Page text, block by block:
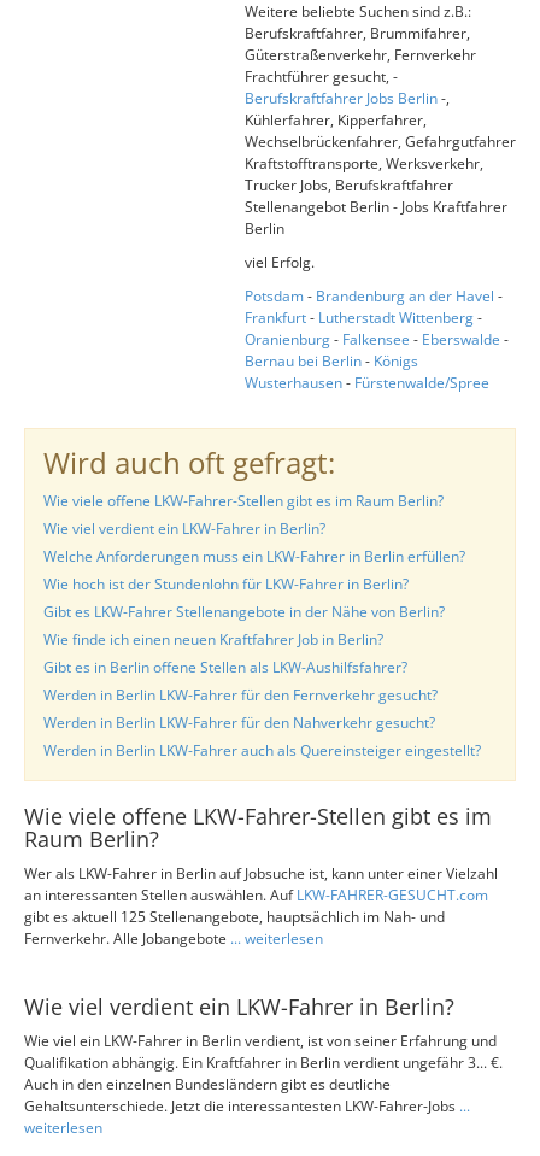
Weitere beliebte Suchen sind z.B.:
Berufskraftfahrer, Brummifahrer,
Güterstraßenverkehr, Fernverkehr
Frachtführer gesucht, -
Berufskraftfahrer Jobs Berlin-,
Kühlerfahrer, Kipperfahrer,
Wechselbrückenfahrer, Gefahrgutfahrer
Kraftstofftransporte, Werksverkehr,
Trucker Jobs, Berufskraftfahrer
Stellenangebot Berlin - Jobs Kraftfahrer
Berlin
viel Erfolg.
Potsdam- Brandenburg an der Havel -
Frankfurt- Lutherstadt Wittenberg-
Oranienburg- Falkensee - Eberswalde -
Bernau bei Berlin- Königs
Wusterhausen- Fürstenwalde/Spree
Wird auch oft gefragt:
Wie viele offene LKW-Fahrer-Stellen gibt es im Raum Berlin?
Wie viel verdient ein LKW-Fahrer in Berlin?
Welche Anforderungen muss ein LKW-Fahrer in Berlin erfüllen?
Wie hoch ist der Stundenlohn für LKW-Fahrer in Berlin?
Gibt es LKW-Fahrer Stellenangebote in der Nähe von Berlin?
Wie finde ich einen neuen Kraftfahrer Job in Berlin?
Gibt es in Berlin offene Stellen als LKW-Aushilfsfahrer?
Werden in Berlin LKW-Fahrer für den Fernverkehr gesucht?
Werden in Berlin LKW-Fahrer für den Nahverkehr gesucht?
Werden in Berlin LKW-Fahrer auch als Quereinsteiger eingestellt?
Wie viele offene LKW-Fahrer-Stellen gibt es im
Raum Berlin?
Wer als LKW-Fahrer in Berlin auf Jobsuche ist, kann unter einer Vielzahl
an interessanten Stellen auswählen. AufLKW-FAHRER-GESUCHT.com
gibt es aktuell 125 Stellenangebote, hauptsächlich im Nah- und
Fernverkehr. Alle Jobangebote ... weiterlesen
Wie viel verdient ein LKW-Fahrer in Berlin?
Wie viel ein LKW-Fahrer in Berlin verdient, ist von seiner Erfahrung und
Qualifikation abhängig. Ein Kraftfahrer in Berlin verdient ungefähr 3... €.
Auch in den einzelnen Bundesländern gibt es deutliche
Gehaltsunterschiede. Jetzt die interessantesten LKW-Fahrer-Jobs ...
weiterlesen